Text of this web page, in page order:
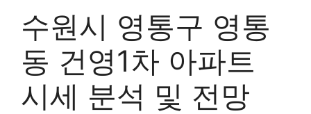
수원시 영통구 영통
동 건영1차 아파트
시세 분석 및 전망